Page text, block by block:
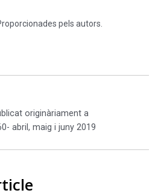
pels autors.
originàriament a
abril, maig i juny 2019